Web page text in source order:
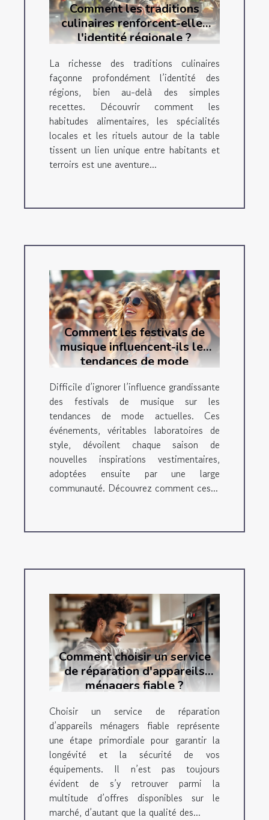
Comment les traditions
culinaires renforcent-elles
l'identité régionale ?
La richesse des traditions culinaires
façonne profondément l’identité des
régions, bien au-delà des simples
recettes. Découvrir comment les
habitudes alimentaires, les spécialités
locales et les rituels autour de la table
tissent un lien unique entre habitants et
terroirs est une aventure...
Comment les festivals de
musique influencent-ils les
tendances de mode
Difficile d’ignorer l’influence grandissante
des festivals de musique sur les
tendances de mode actuelles. Ces
événements, véritables laboratoires de
style, dévoilent chaque saison de
nouvelles inspirations vestimentaires,
adoptées ensuite par une large
communauté. Découvrez comment ces...
Comment choisir un service
de réparation d'appareils
ménagers fiable ?
Choisir un service de réparation
d’appareils ménagers fiable représente
une étape primordiale pour garantir la
longévité et la sécurité de vos
équipements. Il n’est pas toujours
évident de s’y retrouver parmi la
multitude d’offres disponibles sur le
marché, d’autant que la qualité des...